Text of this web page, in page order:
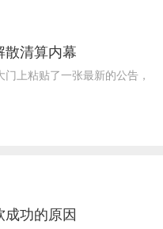
散清算内幕
上粘贴了一张最新的公告，
功的原因